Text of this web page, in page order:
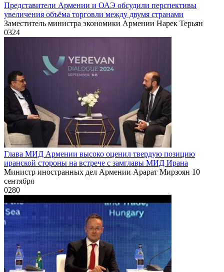
Представители Армении и ОАЭ обсудили перспективы
увеличения объёма торговли между двумя странами
Заместитель министра экономики Армении Нарек Терьян
0324
Глава МИД Армении высоко оценил твердую позицию
иранской стороны на встрече с замглавы МИД Ирана
Министр иностранных дел Армении Арарат Мирзоян 10
сентября
0280